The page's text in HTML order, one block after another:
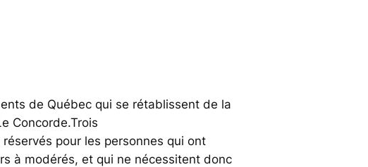
de Québec qui se rétablissent de la
Concorde.Trois
pour les personnes qui ont
à modérés, et qui ne nécessitent donc